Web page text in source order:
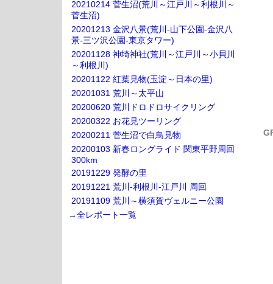
20210214 菅生沼(荒川～江戸川～利根川～
菅生沼)
20201213 金沢八景(荒川-山下公園-金沢八
景-三ツ沢公園-東京タワー)
20201128 神埼神社(荒川～江戸川～小貝川
～利根川)
20201122 紅葉見物(玉淀～日本の里)
20201031 荒川～太平山
20200620 荒川ドロドロサイクリング
20200322 お花見ツーリング
20200211 菅生沼で白鳥見物
20200103 新春ロングライド 関東平野周回
300km
20191229 発酵の里
20191221 荒川-利根川-江戸川 周回
20191109 荒川～横須賀ヴェルニー公園
→全レポート一覧